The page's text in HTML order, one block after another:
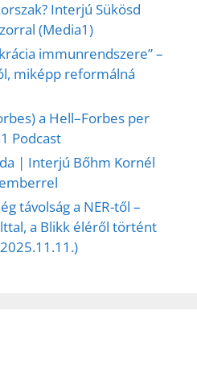
Interjú Sükösd
(Media1)
immunrendszere” –
miképp reformálná
a Hell–Forbes per
Podcast
| Interjú Bőhm Kornél
távolság a NER-től –
a Blikk éléről történt